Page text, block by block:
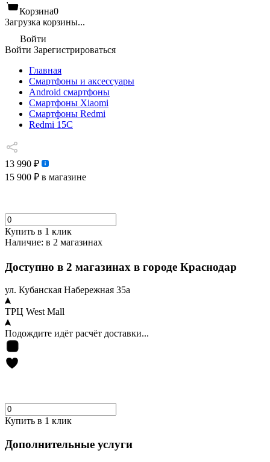
Корзина0
Загрузка корзины...
Войти
Войти Зарегистрироваться
Главная
Смартфоны и аксессуары
Android cмартфоны
Смартфоны Xiaomi
Смартфоны Redmi
Redmi 15C
13 990 ₽
15 900 ₽ в магазине
Купить в 1 клик
Наличие: в 2 магазинах
Доступно в 2 магазинах в городе Краснодар
ул. Кубанская Набережная 35а
ТРЦ West Mall
Подождите идёт расчёт доставки...
Купить в 1 клик
Дополнительные услуги